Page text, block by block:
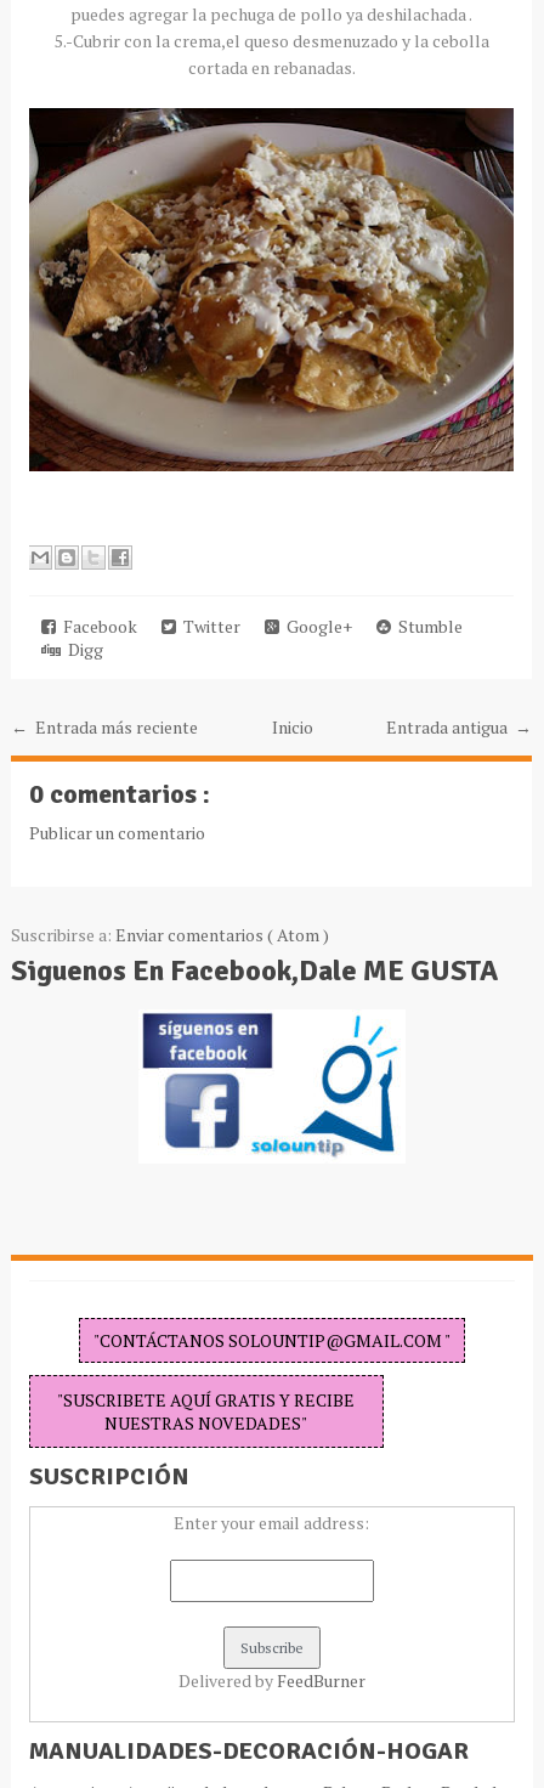
puedes agregar la pechuga de pollo ya deshilachada .
5.-Cubrir con la crema,el queso desmenuzado y la cebolla
cortada en rebanadas.
Facebook Twitter Google+
Stumble
Digg
← Entrada más reciente Entrada antigua →
Inicio
0 comentarios :
Publicar un comentario
Suscribirse a: Enviar comentarios ( Atom )
Siguenos En Facebook,Dale ME GUSTA
"CONTÁCTANOS SOLOUNTIP@GMAIL.COM "
"SUSCRIBETE AQUÍ GRATIS Y RECIBE
NUESTRAS NOVEDADES"
SUSCRIPCIÓN
Enter your email address:
Delivered by FeedBurner
MANUALIDADES-DECORACIÓN-HOGAR